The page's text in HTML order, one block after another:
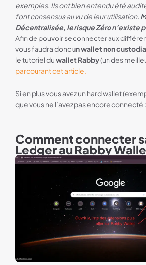
exemples. Ils ont bien entendu été
font consensus au vu de leur utilisation.
Décentralisée, le risque Zéro n’existe
Afin de pouvoir se connecter aux
vous faudra doncun wallet non
le tutoriel duwallet Rabby(un des
parcourant cet article.
Si en plus vous avez un hard wallet
que vous ne l’avez pas encore connecté :
Comment connecter
Ledger au Rabby